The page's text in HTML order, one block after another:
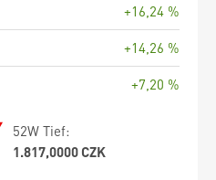
+16,24 %
+14,26 %
+7,20 %
52W Tief:
1.817,0000 CZK